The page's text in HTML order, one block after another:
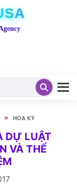
» HOA KỲ
DỰ LUẬT
VÀ THỂ